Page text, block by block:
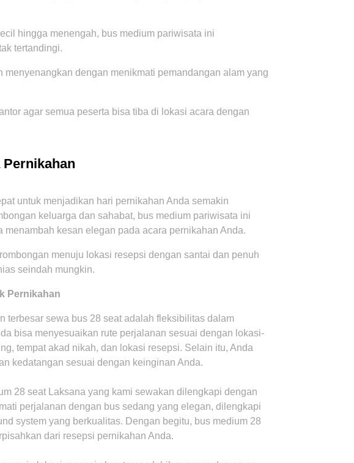
hingga menengah, bus medium pariwisata ini
tertandingi.
dengan menikmati pemandangan alam yang
agar semua peserta bisa tiba di lokasi acara dengan
untuk menjadikan hari pernikahan Anda semakin
keluarga dan sahabat, bus medium pariwisata ini
kesan elegan pada acara pernikahan Anda.
menuju lokasi resepsi dengan santai dan penuh
seindah mungkin.
Pernikahan
terbesar sewa bus 28 seat adalah fleksibilitas dalam
bisa menyesuaikan rute perjalanan sesuai dengan lokasi-
tempat akad nikah, dan lokasi resepsi. Selain itu, Anda
kedatangan sesuai dengan keinginan Anda.
28 seat Laksana yang kami sewakan dilengkapi dengan
perjalanan dengan bus sedang yang elegan, dilengkapi
system yang berkualitas. Dengan begitu, bus medium 28
dari resepsi pernikahan Anda.